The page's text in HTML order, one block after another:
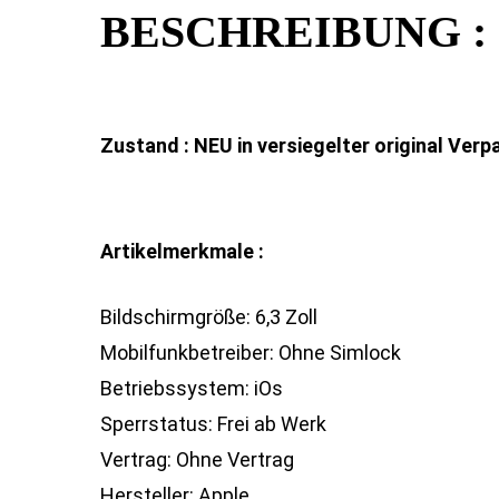
BESCHREIBUNG :
Zustand : NEU in versiegelter original
Artikelmerkmale :
Bildschirmgröße: 6,3 Zoll
Mobilfunkbetreiber: Ohne Simlock
Betriebssystem: iOs
Sperrstatus: Frei ab Werk
Vertrag: Ohne Vertrag